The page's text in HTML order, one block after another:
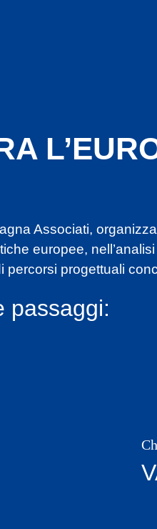
Associati,
europee,
percorsi progettuali
passaggi: